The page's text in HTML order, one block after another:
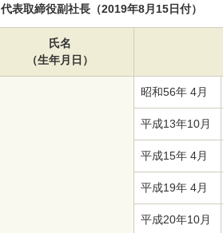
代表取締役副社長（2019年8月15日付）
氏名
（生年月日）
昭和56年 4月
平成13年10月
平成15年 4月
平成19年 4月
平成20年10月